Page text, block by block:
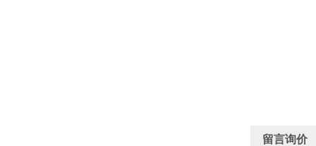
留言询价